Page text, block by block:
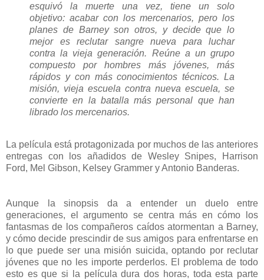
esquivó la muerte una vez, tiene un solo
objetivo: acabar con los mercenarios, pero los
planes de Barney son otros, y decide que lo
mejor es reclutar sangre nueva para luchar
contra la vieja generación. Reúne a un grupo
compuesto por hombres más jóvenes, más
rápidos y con más conocimientos técnicos. La
misión, vieja escuela contra nueva escuela, se
convierte en la batalla más personal que han
librado los mercenarios.
La película está protagonizada por muchos de las anteriores
entregas con los añadidos de Wesley Snipes, Harrison
Ford, Mel Gibson, Kelsey Grammer y Antonio Banderas.
Aunque la sinopsis da a entender un duelo entre
generaciones, el argumento se centra más en cómo los
fantasmas de los compañeros caídos atormentan a Barney,
y cómo decide prescindir de sus amigos para enfrentarse en
lo que puede ser una misión suicida, optando por reclutar
jóvenes que no les importe perderlos. El problema de todo
esto es que si la película dura dos horas, toda esta parte